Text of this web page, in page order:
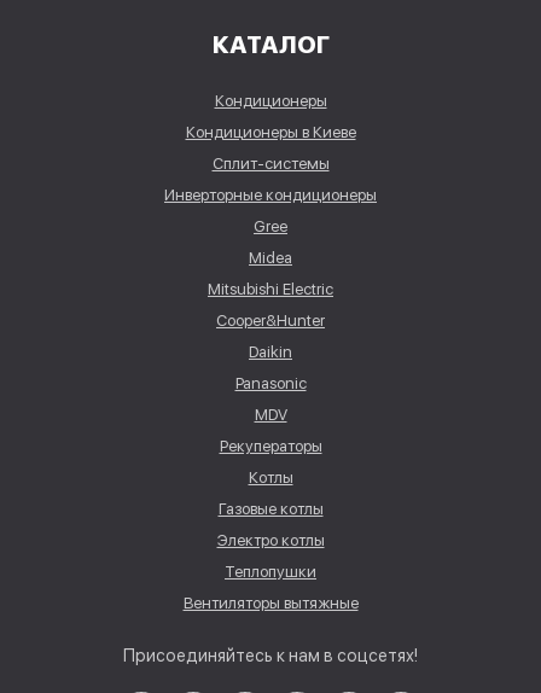
КАТАЛОГ
Кондиционеры
Кондиционеры в Киеве
Сплит-системы
Инверторные кондиционеры
Gree
Midea
Mitsubishi Electric
Cooper&Hunter
Daikin
Panasonic
MDV
Рекуператоры
Котлы
Газовые котлы
Электро котлы
Теплопушки
Вентиляторы вытяжные
Присоединяйтесь к нам в соцсетях!